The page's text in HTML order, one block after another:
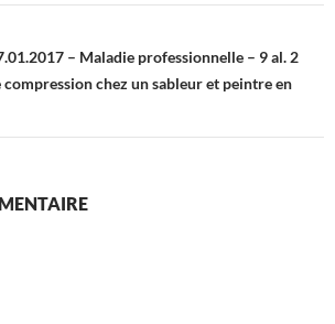
– Maladie professionnelle – 9 al. 2
chez un sableur et peintre en